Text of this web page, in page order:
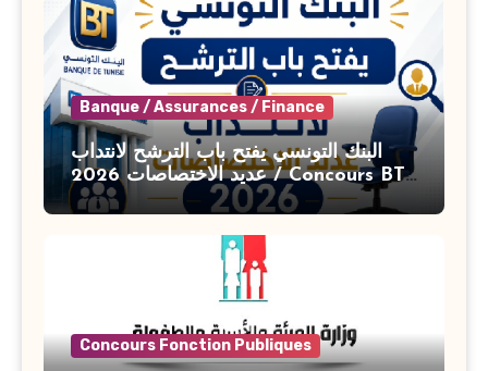
Banque / Assurances / Finance
البنك التونسي يفتح باب الترشح لانتداب
عديد الاختصاصات 2026 / Concours BT
Banque de Tunisie 2026
Concours Fonction Publiques